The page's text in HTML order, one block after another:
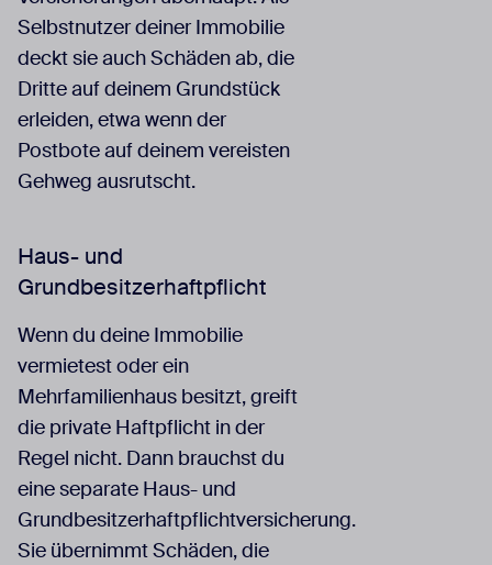
Selbstnutzer deiner Immobilie
deckt sie auch Schäden ab, die
Dritte auf deinem Grundstück
erleiden, etwa wenn der
Postbote auf deinem vereisten
Gehweg ausrutscht.
Haus- und
Grundbesitzerhaftpflicht
Wenn du deine Immobilie
vermietest oder ein
Mehrfamilienhaus besitzt, greift
die private Haftpflicht in der
Regel nicht. Dann brauchst du
eine separate Haus- und
Grundbesitzerhaftpflichtversicherung.
Sie übernimmt Schäden, die